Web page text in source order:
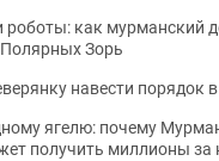
как мурманский
Зорь
навести порядок
ягелю: почему
получить миллионы за